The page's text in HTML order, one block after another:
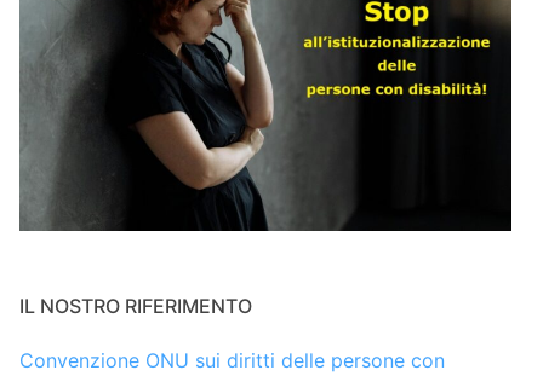
IL NOSTRO RIFERIMENTO
Convenzione ONU sui diritti delle persone con